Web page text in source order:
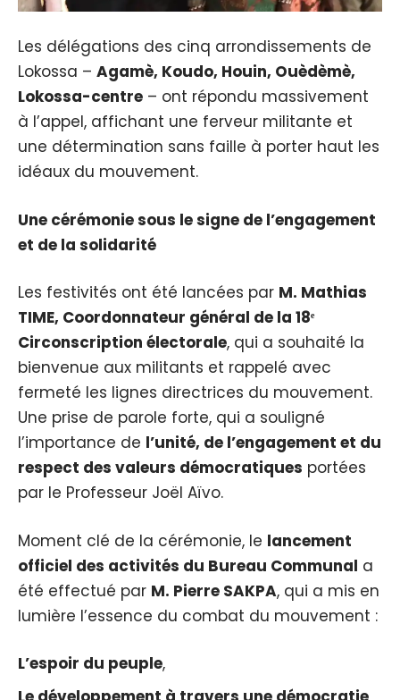
Les délégations des cinq arrondissements de
Lokossa – Agamè, Koudo, Houin, Ouèdèmè,
Lokossa-centre – ont répondu massivement
à l’appel, affichant une ferveur militante et
une détermination sans faille à porter haut les
idéaux du mouvement.
Une cérémonie sous le signe de l’engagement
et de la solidarité
Les festivités ont été lancées par M. Mathias
TIME, Coordonnateur général de la 18ᵉ
Circonscription électorale, qui a souhaité la
bienvenue aux militants et rappelé avec
fermeté les lignes directrices du mouvement.
Une prise de parole forte, qui a souligné
l’importance de l’unité, de l’engagement et du
respect des valeurs démocratiques portées
par le Professeur Joël Aïvo.
Moment clé de la cérémonie, le lancement
officiel des activités du Bureau Communal a
été effectué par M. Pierre SAKPA, qui a mis en
lumière l’essence du combat du mouvement :
L’espoir du peuple,